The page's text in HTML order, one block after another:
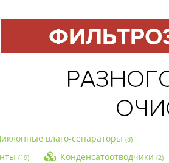
влаго-сепараторы (8)
(19) Конденсатоотводчики (2)